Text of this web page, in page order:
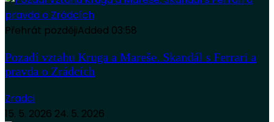
Přehrát pozdějiAdded 03:58
Pozadí vztahu Kruga a Mareše. Skandál s Ferrari a
pravda o Zrádcích
Zradci
15. 5. 2026 24. 5. 2026